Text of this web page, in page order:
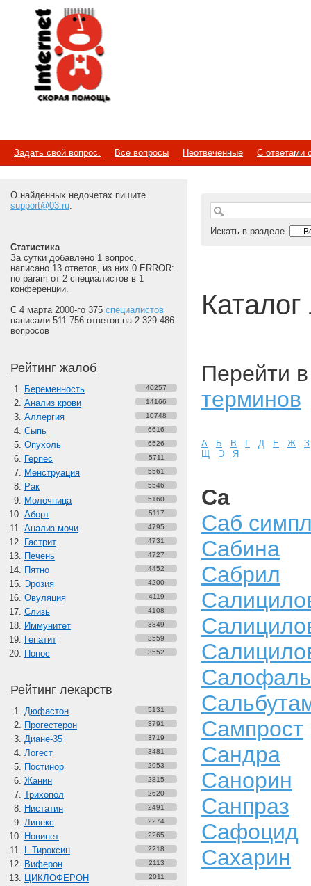
Internet
Скорая помощь
Задать свой вопрос. Все вопросы Неотвеченные С ответами
О найденных недочетах пишите
support@03.ru.
Статистика
За сутки добавлено 1 вопрос,
написано 13 ответов, из них 0 ERROR:
no param от 2 специалистов в 1
конференции.
С 4 марта 2000-го 375 специалистов
написали 511 756 ответов на 2 329 486
вопросов
Рейтинг жалоб
Беременность 40257
Анализ крови 14166
Аллергия 10748
Сыпь 6616
Опухоль 6526
Герпес 5711
Менструация 5561
Рак 5546
Молочница 5160
Аборт 5117
Анализ мочи 4795
Гастрит 4731
Печень 4727
Пятно 4452
Эрозия 4200
Овуляция 4119
Слизь 4108
Иммунитет 3849
Гепатит 3559
Понос 3552
Рейтинг лекарств
Дюфастон 5131
Прогестерон 3791
Диане-35 3719
Логест 3481
Постинор 2953
Жанин 2815
Трихопол 2620
Нистатин 2491
Линекс 2274
Новинет 2265
L-Тироксин 2218
Виферон 2113
ЦИКЛОФЕРОН 2011
Искать в разделе
Перейти
терминов
А Б В Г Д Е Ж
З
Щ
Э Я
Са
Саб
Сабина
Сабрил
Сампрост
Сандра
Санорин
Санпраз
Сафоцид
Сахарин